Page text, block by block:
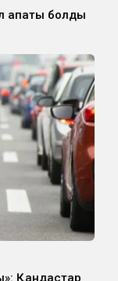
апаты болды
Қандастар